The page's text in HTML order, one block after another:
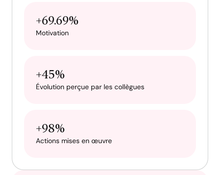
+69.69%
Motivation
+45%
Évolution perçue par les collègues
+98%
Actions mises en œuvre